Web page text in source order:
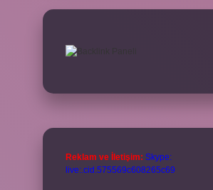
Reklam ve İletişim: Skype:
live:.cid.575569c608265c69